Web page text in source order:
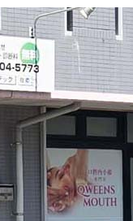
パソコン修
データ復旧
データ復旧
液晶パネル
パソコン高
オーダーパ
Windowsア
パソコン初
パソコン販